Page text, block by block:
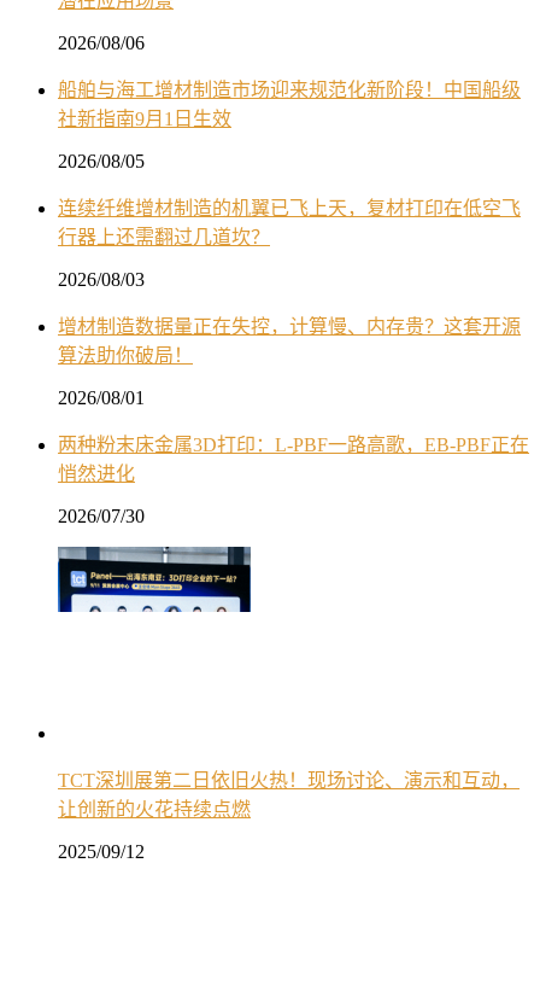
2026/08/06
船舶与海工增材制造市场迎来规范化新阶段！中国船级
社新指南9月1日生效
2026/08/05
连续纤维增材制造的机翼已飞上天，复材打印在低空飞
行器上还需翻过几道坎？
2026/08/03
增材制造数据量正在失控，计算慢、内存贵？这套开源
算法助你破局！
2026/08/01
两种粉末床金属3D打印：L-PBF一路高歌，EB-PBF正在
悄然进化
2026/07/30
TCT深圳展第二日依旧火热！现场讨论、演示和互动，
让创新的火花持续点燃
2025/09/12